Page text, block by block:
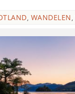
, WANDELEN,